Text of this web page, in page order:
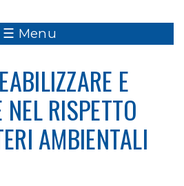
☰ Menu
E
NEL RISPETTO
AMBIENTALI